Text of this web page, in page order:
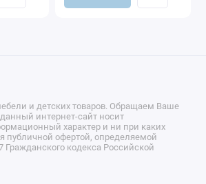
и детских товаров. Обращаем Ваше
интернет-сайт носит
характер и ни при каких
публичной офертой, определяемой
Гражданского кодекса Российской